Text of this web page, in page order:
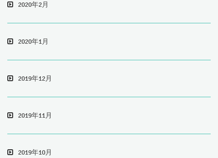
2020年2月
2020年1月
2019年12月
2019年11月
2019年10月